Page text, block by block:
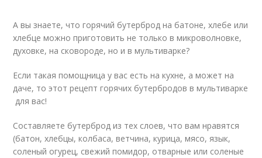
А вы знаете, что горячий бутерброд на батоне, хлебе или
хлебце можно приготовить не только в микроволновке,
духовке, на сковороде, но и в мультиварке?
Если такая помощница у вас есть на кухне, а может на
даче, то этот рецепт горячих бутербродов в мультиварке
для вас!
Составляете бутерброд из тех слоев, что вам нравятся
(батон, хлебцы, колбаса, ветчина, курица, мясо, язык,
соленый огурец, свежий помидор, отварные или соленые